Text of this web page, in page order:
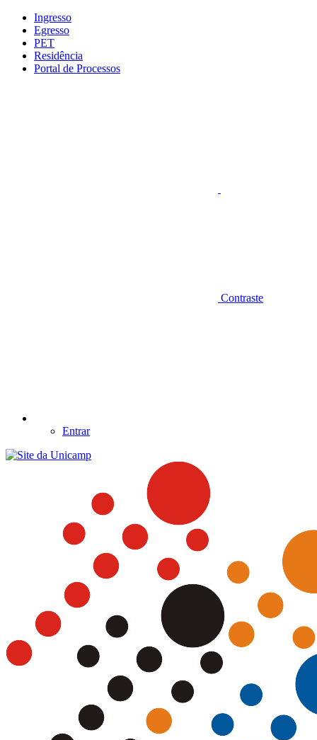
Conteúdo principal
Ingresso
Egresso
PET
Residência
Portal de Processos
Contraste
Entrar